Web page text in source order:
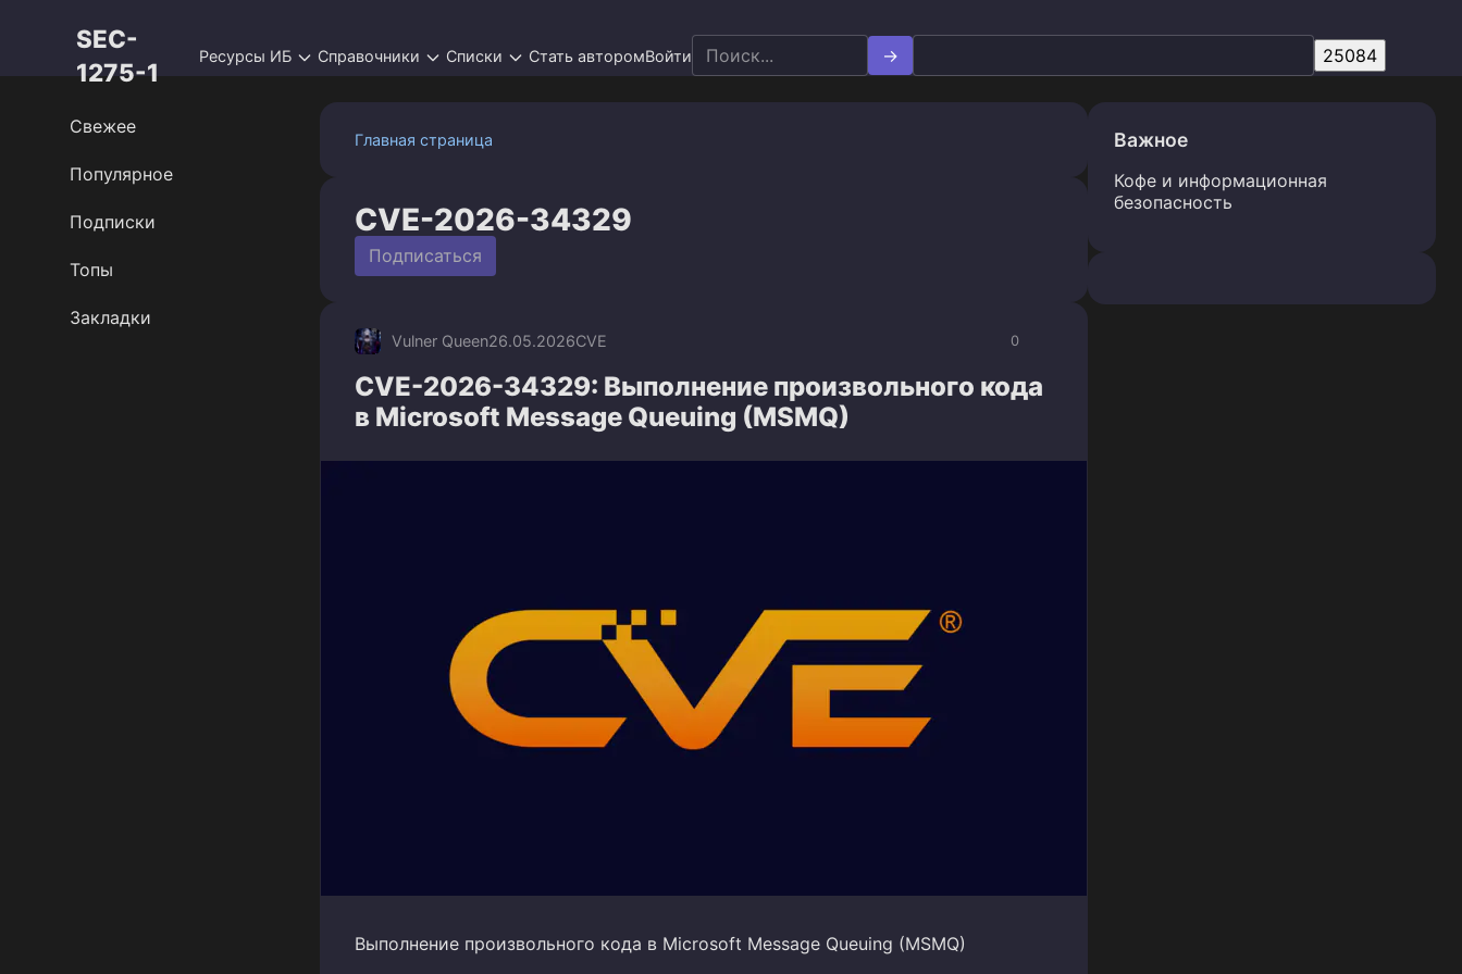
SEC-
1275-1
Ресурсы ИБ Справочники Списки Стать авторомВойти Search
for:
Главная страница
CVE-2026-34329
Подписаться
0
Vulner Queen26.05.2026CVE
CVE-2026-34329: Выполнение произвольного кода
в Microsoft Message Queuing (MSMQ)
Выполнение произвольного кода в Microsoft Message Queuing (MSMQ)
Свежее
Популярное
Подписки
Топы
Закладки
Важное
Кофе и информационная
безопасность